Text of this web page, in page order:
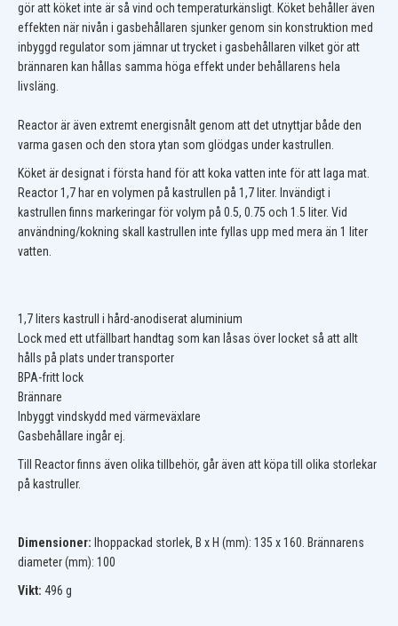
gör att köket inte är så vind och temperaturkänsligt. Köket behåller även
effekten när nivån i gasbehållaren sjunker genom sin konstruktion med
inbyggd regulator som jämnar ut trycket i gasbehållaren vilket gör att
brännaren kan hållas samma höga effekt under behållarens hela
livsläng.
Reactor är även extremt energisnålt genom att det utnyttjar både den
varma gasen och den stora ytan som glödgas under kastrullen.
Köket är designat i första hand för att koka vatten inte för att laga mat.
Reactor 1,7 har en volymen på kastrullen på 1,7 liter. Invändigt i
kastrullen finns markeringar för volym på 0.5, 0.75 och 1.5 liter. Vid
användning/kokning skall kastrullen inte fyllas upp med mera än 1 liter
vatten.
1,7 liters kastrull i hård-anodiserat aluminium
Lock med ett utfällbart handtag som kan låsas över locket så att allt
hålls på plats under transporter
BPA-fritt lock
Brännare
Inbyggt vindskydd med värmeväxlare
Gasbehållare ingår ej.
Till Reactor finns även olika tillbehör, går även att köpa till olika storlekar
på kastruller.
Dimensioner: Ihoppackad storlek, B x H (mm): 135 x 160. Brännarens
diameter (mm): 100
Vikt: 496 g